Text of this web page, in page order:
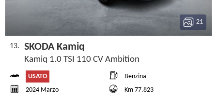
21
13. SKODA Kamiq
Kamiq 1.0 TSI 110 CV Ambition
USATO
Benzina
2024 Marzo
Km 77.823